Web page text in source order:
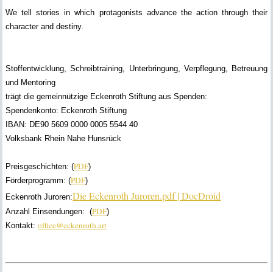
We tell stories in which protagonists advance the action through their
character and destiny.
Stoffentwicklung, Schreibtraining, Unterbringung, Verpflegung, Betreuung
und Mentoring
trägt die gemeinnützige Eckenroth Stiftung aus Spenden:
Spendenkonto: Eckenroth Stiftung
IBAN: DE90 5609 0000 0005 5544 40
Volksbank Rhein Nahe Hunsrück
Preisgeschichten: (PDF)
Förderprogramm:(PDF)
Eckenroth Juroren:Die Eckenroth Juroren.pdf | DocDroid
Anzahl Einsendungen:(PDF)
Kontakt:office@eckenroth.art